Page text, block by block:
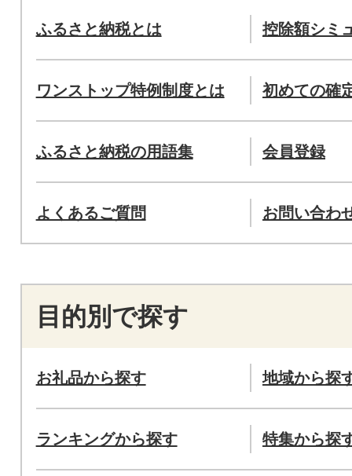
ふるさと納税とは 控除額シミ
ワンストップ特例制度とは 初めての確
ふるさと納税の用語集 会員登録
よくあるご質問 お問い合わ
目的別で探す
お礼品から探す 地域から探
ランキングから探す 特集から探